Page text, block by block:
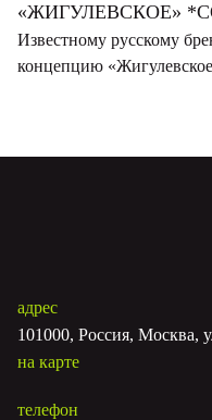
«ЖИГУЛЕВСКОЕ»
Известному русскому
концепцию
адрес
101000, Россия, Москва,
на карте
телефон